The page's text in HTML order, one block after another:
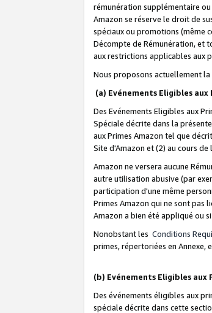
rémunération supplémentaire
Amazon se réserve le droit de
spéciaux ou promotions (même
Décompte de Rémunération, et
aux restrictions applicables aux
Nous proposons actuellement la
(a) Evénements Eligibles aux
Des Evénements Eligibles aux
Spéciale décrite dans la
aux Primes Amazon tel que
Site d'Amazon et (2) au cours
Amazon ne versera aucune
autre utilisation abusive (par
participation d'une même
Primes Amazon qui ne sont pas
Amazon a bien été appliqué ou
Nonobstant les Conditions
primes, répertoriées en Annexe,
(b) Evénements Eligibles aux
Des événements éligibles aux
spéciale décrite dans cette